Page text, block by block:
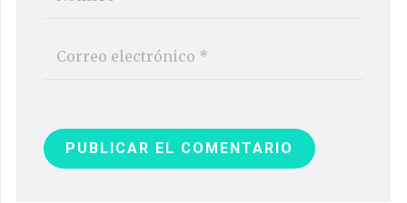
PUBLICAR EL COMENTARIO